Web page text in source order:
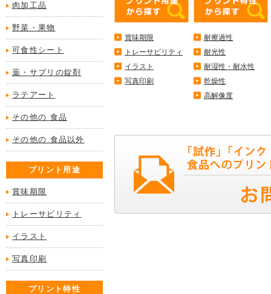
肉加工品
野菜・果物
可食性シート
薬・サプリの錠剤
ラテアート
その他の 食品
その他の 食品以外
プリント用途
賞味期限
トレーサビリティ
イラスト
写真印刷
プリント特性
賞味期限
トレーサビリティ
イラスト
写真印刷
耐擦過性
耐光性
耐湿性・耐水性
乾燥性
高解像度